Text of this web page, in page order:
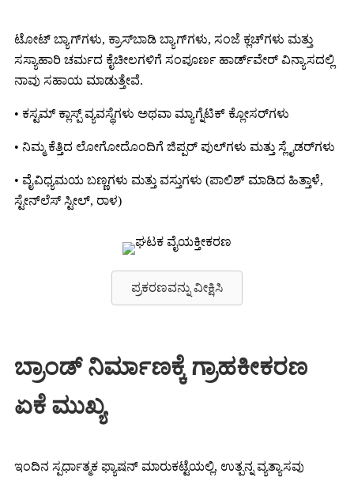
ಟೋಟ್ ಬ್ಯಾಗ್‌ಗಳು, ಕ್ರಾಸ್‌ಬಾಡಿ ಬ್ಯಾಗ್‌ಗಳು, ಸಂಜೆ ಕ್ಲಚ್‌ಗಳು ಮತ್ತು
ಸಸ್ಯಾಹಾರಿ ಚರ್ಮದ ಕೈಚೀಲಗಳಿಗೆ ಸಂಪೂರ್ಣ ಹಾರ್ಡ್‌ವೇರ್ ವಿನ್ಯಾಸದಲ್ಲಿ
ನಾವು ಸಹಾಯ ಮಾಡುತ್ತೇವೆ.
• ಕಸ್ಟಮ್ ಕ್ಲಾಸ್ಪ್ ವ್ಯವಸ್ಥೆಗಳು ಅಥವಾ ಮ್ಯಾಗ್ನೆಟಿಕ್ ಕ್ಲೋಸರ್‌ಗಳು
• ನಿಮ್ಮ ಕೆತ್ತಿದ ಲೋಗೋದೊಂದಿಗೆ ಜಿಪ್ಪರ್ ಪುಲ್‌ಗಳು ಮತ್ತು ಸ್ಲೈಡರ್‌ಗಳು
• ವೈವಿಧ್ಯಮಯ ಬಣ್ಣಗಳು ಮತ್ತು ವಸ್ತುಗಳು (ಪಾಲಿಶ್ ಮಾಡಿದ ಹಿತ್ತಾಳೆ,
ಸ್ಟೇನ್‌ಲೆಸ್ ಸ್ಟೀಲ್, ರಾಳ)
ಪ್ರಕರಣವನ್ನು ವೀಕ್ಷಿಸಿ
ಬ್ರಾಂಡ್ ನಿರ್ಮಾಣಕ್ಕೆ ಗ್ರಾಹಕೀಕರಣ
ಏಕೆ ಮುಖ್ಯ
ಇಂದಿನ ಸ್ಪರ್ಧಾತ್ಮಕ ಫ್ಯಾಷನ್ ಮಾರುಕಟ್ಟೆಯಲ್ಲಿ, ಉತ್ಪನ್ನ ವ್ಯತ್ಯಾಸವು